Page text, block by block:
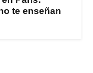
te enseñan